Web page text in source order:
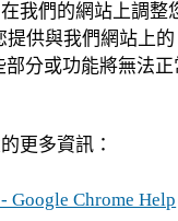
我們的網站上調
供與我們網站上
分或功能將無法
更多資訊：
Google Chrome Help